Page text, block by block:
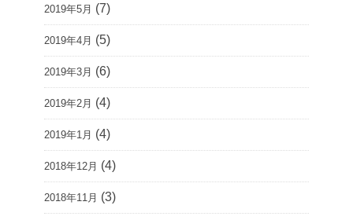
2019年5月 (7)
2019年4月 (5)
2019年3月 (6)
2019年2月 (4)
2019年1月 (4)
2018年12月 (4)
2018年11月 (3)